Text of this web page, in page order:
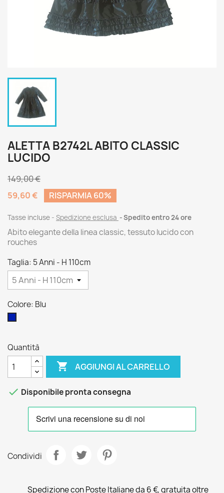
ALETTA B2742L ABITO CLASSIC
LUCIDO
149,00 €
59,60 €
RISPARMIA 60%
Tasse incluse Spedizione esclusa Spedito entro 24 ore
Abito elegante della linea classic, tessuto lucido con
rouches
Taglia: 5 Anni - H 110cm
Colore: Blu
Quantità
 AGGIUNGI AL CARRELLO
 Disponibile pronta consegna
Condividi
Spedizione con Poste Italiane da 6 €, gratuita oltre